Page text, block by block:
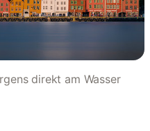
direkt am Wasser